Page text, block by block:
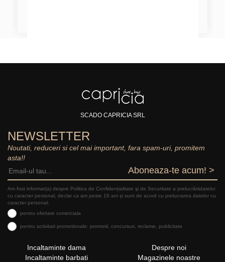
SCADO CAPRICIA SRL
NEWSLETTER
Noutati, reduceri si cel mai important, fara spam-uri, promitem
asta!!
Aboneaza-te acum! >
Am fost informat(a) despre Politica de Confidențialitate şi de Securitate a prelucrăriidatelor
cu caracter personal, declar ca am peste 16 ani și sunt de acord cu prelucrarea datelor cu
caracter personal:
pentru ofertare comerciala
pentru activitati promotionale: promotii, concursuri, reclame, publicitate
Incaltaminte dama
Incaltaminte barbati
Despre noi
Magazinele noastre